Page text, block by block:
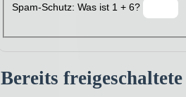
Spam-Schutz: Was ist 1 + 6?
Bereits